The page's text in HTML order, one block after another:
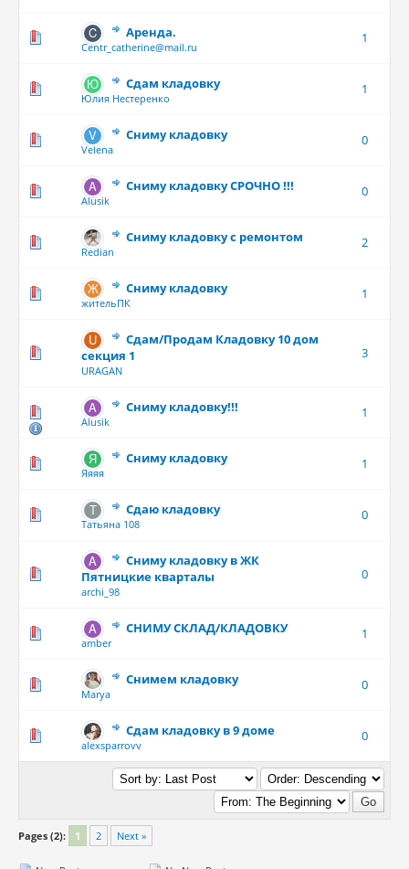
Аренда.
Centr_catherine@mail.ru
1
Сдам кладовку
Юлия Нестеренко
1
Сниму кладовку
Velena
0
Сниму кладовку СРОЧНО !!!
Alusik
0
Сниму кладовку с ремонтом
Redian
2
Сниму кладовку
жительПК
1
Сдам/Продам Кладовку 10 дом
секция 1
URAGAN
3
Сниму кладовку!!!
Alusik
1
Сниму кладовку
Яяяя
1
Сдаю кладовку
Татьяна 108
0
Сниму кладовку в ЖК
Пятницкие кварталы
archi_98
0
СНИМУ СКЛАД/КЛАДОВКУ
amber
1
Снимем кладовку
Marya
0
Сдам кладовку в 9 доме
alexsparrovv
0
Pages (2): 1 2 Next »